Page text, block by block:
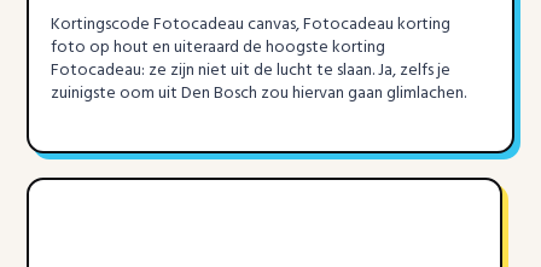
Kortingscode Fotocadeau canvas, Fotocadeau korting
foto op hout en uiteraard de hoogste korting
Fotocadeau: ze zijn niet uit de lucht te slaan. Ja, zelfs je
zuinigste oom uit Den Bosch zou hiervan gaan glimlachen.